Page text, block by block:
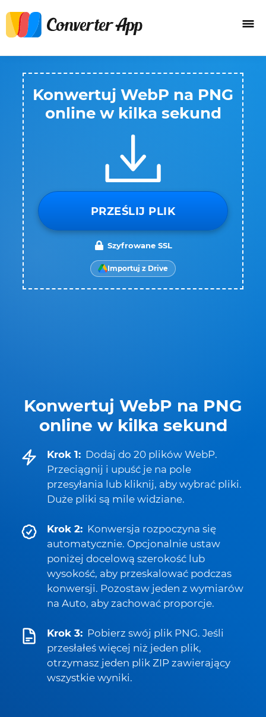
Konwertuj WebP na PNG
online w kilka sekund
Krok 1: Dodaj do 20 plików WebP.
Przeciągnij i upuść je na pole
przesyłania lub kliknij, aby wybrać pliki.
Duże pliki są mile widziane.
Krok 2: Konwersja rozpoczyna się
automatycznie. Opcjonalnie ustaw
poniżej docelową szerokość lub
wysokość, aby przeskalować podczas
konwersji. Pozostaw jeden z wymiarów
na Auto, aby zachować proporcje.
Krok 3: Pobierz swój plik PNG. Jeśli
przesłałeś więcej niż jeden plik,
otrzymasz jeden plik ZIP zawierający
wszystkie wyniki.
Konwertuj WebP na PNG
online w kilka sekund
PRZEŚLIJ PLIK
Szyfrowane SSL
Importuj z Drive